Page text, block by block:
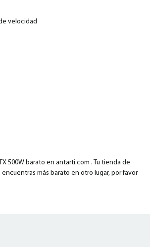
velocidad
500W barato en antarti.com . Tu tienda de
más barato en otro lugar, por favor